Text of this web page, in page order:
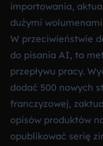
importowania,
dużymi
W przeciwieństwie
do pisania AI, ta
przepływu pracy.
dodać 500 nowych
franczyzowej,
opisów produktów
opublikować serię